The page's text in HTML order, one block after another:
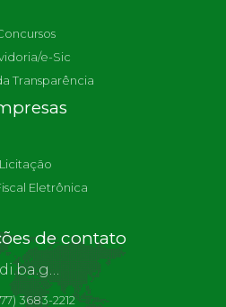
e-Sic
Transparência
Licitação
Eletrônica
de contato
Da Paz Dourado
3683-2212